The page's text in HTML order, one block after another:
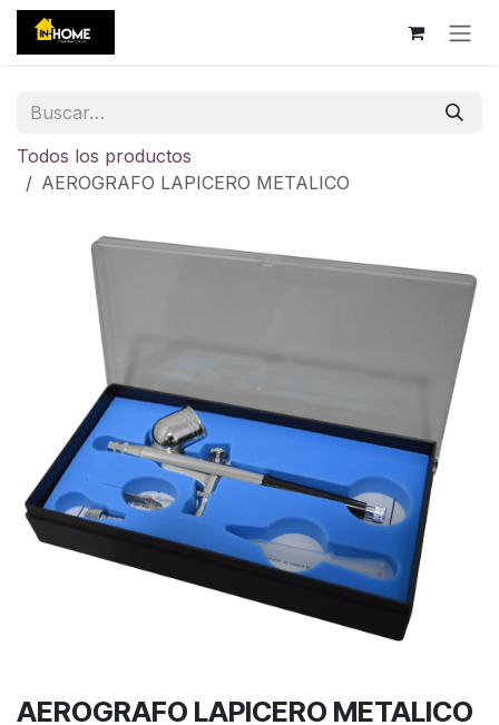
Ir al contenido
Todos los productos
AEROGRAFO LAPICERO METALICO
AEROGRAFO LAPICERO METALICO